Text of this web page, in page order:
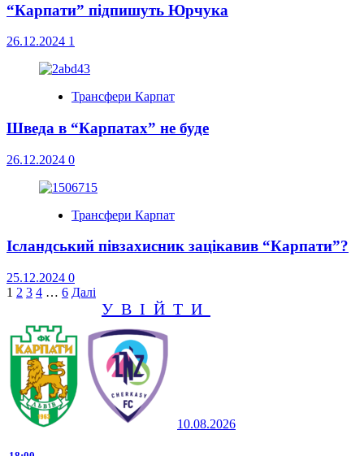
“Карпати” підпишуть Юрчука
26.12.2024 1
Трансфери Карпат
Шведа в “Карпатах” не буде
26.12.2024 0
Трансфери Карпат
Ісландський півзахисник зацікавив “Карпати”?
25.12.2024 0
Пагінація
1 2 3 4 … 6 Далі
УВІЙТИ
10.08.2026